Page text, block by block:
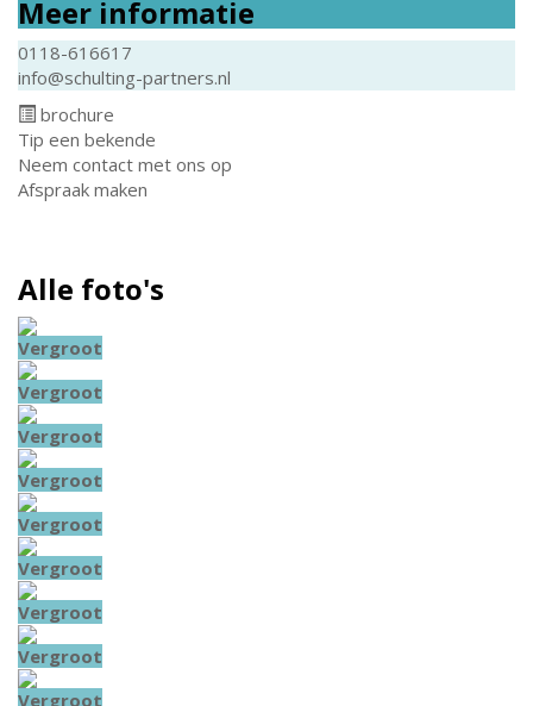
Meer informatie
0118-616617
info@schulting-partners.nl
brochure
Tip een bekende
Neem contact met ons op
Afspraak maken
Alle foto's
Vergroot
Vergroot
Vergroot
Vergroot
Vergroot
Vergroot
Vergroot
Vergroot
Vergroot